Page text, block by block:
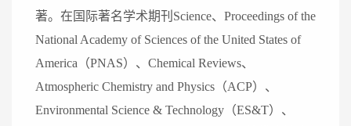
著。在国际著名学术期刊 Science、 Proceedings of the
National Academy of Sciences of the United States of
America （PNAS）、 Chemical Reviews、
Atmospheric Chemistry and Physics （ACP）、
Environmental Science & Technology （ES&T）、